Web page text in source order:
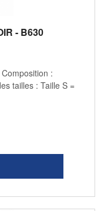
- B630
:
tailles : Taille S =